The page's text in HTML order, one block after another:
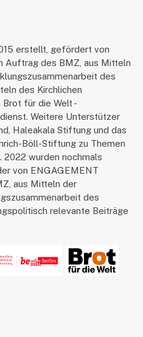
erstellt, gefördert von
Auftrag des BMZ, aus Mitteln
des
des Kirchlichen
für die Welt -
Weitere Unterstützer
Haleakala Stiftung und das
Böll-Stiftung zu Themen
2022 wurden nochmals
von ENGAGEMENT
aus Mitteln der
des
relevante Beiträge